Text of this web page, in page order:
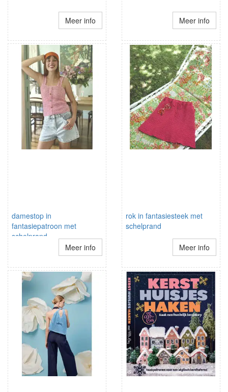
Meer info Meer info
damestop in
fantasiepatroon met
schelprand
schouderbandjesMeer info
rok in fantasiesteek met
schelprand
Meer info